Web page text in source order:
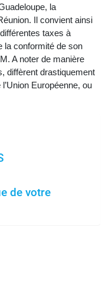
la
Il convient ainsi
taxes à
la conformité de son
A noter de manière
diffèrent drastiquement
Européenne, ou
de votre